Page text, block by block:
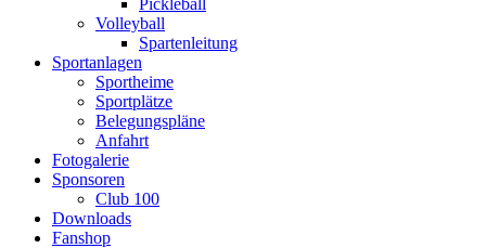
Pickleball
Volleyball
Spartenleitung
Sportanlagen
Sportheime
Sportplätze
Belegungspläne
Anfahrt
Fotogalerie
Sponsoren
Club 100
Downloads
Fanshop